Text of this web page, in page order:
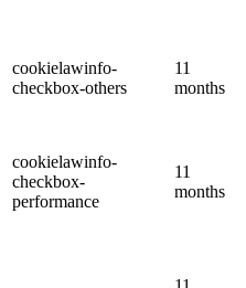
cookielawinfo-
checkbox-others
11
months
cookielawinfo-
checkbox-
performance
11
months